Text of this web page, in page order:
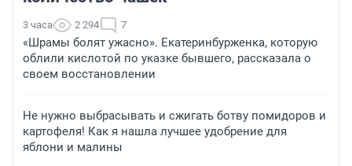
3 часа 2 294 7
«Шрамы болят ужасно». Екатеринбурженка, которую
облили кислотой по указке бывшего, рассказала о
своем восстановлении
Не нужно выбрасывать и сжигать ботву помидоров и
картофеля! Как я нашла лучшее удобрение для
яблони и малины